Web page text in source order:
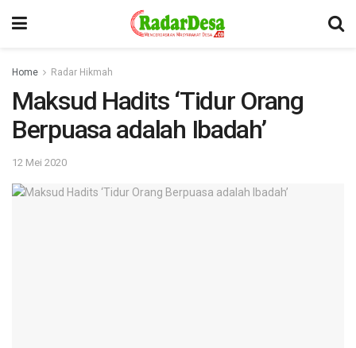
Home Radar Hikmah
Maksud Hadits ‘Tidur Orang
Berpuasa adalah Ibadah’
12 Mei 2020